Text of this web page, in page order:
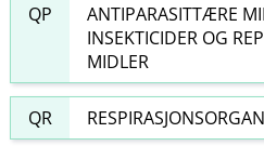
QP
ANTIPARASITTÆRE
INSEKTICIDER OG
MIDLER
QR